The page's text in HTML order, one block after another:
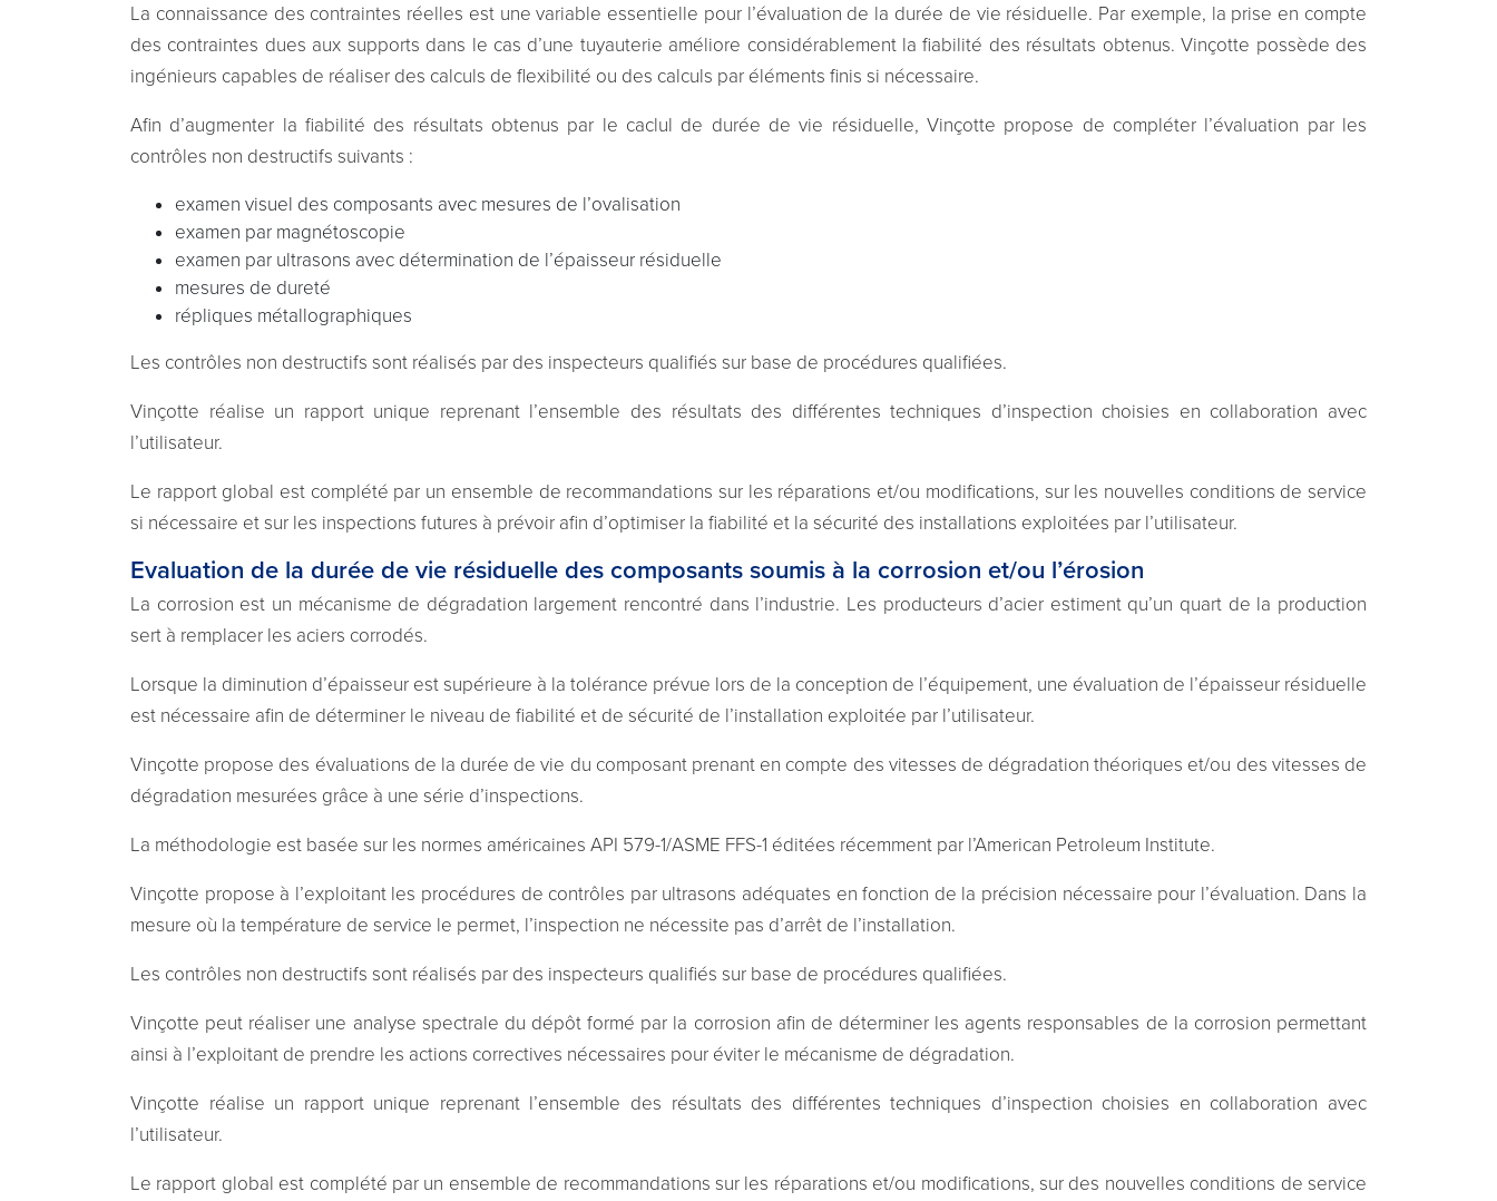
La connaissance des contraintes réelles est une variable essentielle pour l’évaluation de la durée de vie résiduelle. Par exemple, la prise en compte
des contraintes dues aux supports dans le cas d’une tuyauterie améliore considérablement la fiabilité des résultats obtenus. Vinçotte possède des
ingénieurs capables de réaliser des calculs de flexibilité ou des calculs par éléments finis si nécessaire.
Afin d’augmenter la fiabilité des résultats obtenus par le caclul de durée de vie résiduelle, Vinçotte propose de compléter l’évaluation par les
contrôles non destructifs suivants :
examen visuel des composants avec mesures de l’ovalisation
examen par magnétoscopie
examen par ultrasons avec détermination de l’épaisseur résiduelle
mesures de dureté
répliques métallographiques
Les contrôles non destructifs sont réalisés par des inspecteurs qualifiés sur base de procédures qualifiées.
Vinçotte réalise un rapport unique reprenant l’ensemble des résultats des différentes techniques d’inspection choisies en collaboration avec
l’utilisateur.
Le rapport global est complété par un ensemble de recommandations sur les réparations et/ou modifications, sur les nouvelles conditions de service
si nécessaire et sur les inspections futures à prévoir afin d’optimiser la fiabilité et la sécurité des installations exploitées par l’utilisateur.
Evaluation de la durée de vie résiduelle des composants soumis à la corrosion et/ou l’érosion
La corrosion est un mécanisme de dégradation largement rencontré dans l’industrie. Les producteurs d’acier estiment qu’un quart de la production
sert à remplacer les aciers corrodés.
Lorsque la diminution d’épaisseur est supérieure à la tolérance prévue lors de la conception de l’équipement, une évaluation de l’épaisseur résiduelle
est nécessaire afin de déterminer le niveau de fiabilité et de sécurité de l’installation exploitée par l’utilisateur.
Vinçotte propose des évaluations de la durée de vie du composant prenant en compte des vitesses de dégradation théoriques et/ou des vitesses de
dégradation mesurées grâce à une série d’inspections.
La méthodologie est basée sur les normes américaines API 579-1/ASME FFS-1 éditées récemment par l’American Petroleum Institute.
Vinçotte propose à l’exploitant les procédures de contrôles par ultrasons adéquates en fonction de la précision nécessaire pour l’évaluation. Dans la
mesure où la température de service le permet, l’inspection ne nécessite pas d’arrêt de l’installation.
Les contrôles non destructifs sont réalisés par des inspecteurs qualifiés sur base de procédures qualifiées.
Vinçotte peut réaliser une analyse spectrale du dépôt formé par la corrosion afin de déterminer les agents responsables de la corrosion permettant
ainsi à l’exploitant de prendre les actions correctives nécessaires pour éviter le mécanisme de dégradation.
Vinçotte réalise un rapport unique reprenant l’ensemble des résultats des différentes techniques d’inspection choisies en collaboration avec
l’utilisateur.
Le rapport global est complété par un ensemble de recommandations sur les réparations et/ou modifications, sur des nouvelles conditions de service